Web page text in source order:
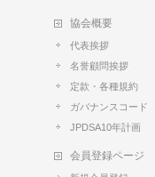
協会概要
代表挨拶
名誉顧問挨拶
定款・各種規約
ガバナンスコード
JPDSA10年計画
会員登録ページ